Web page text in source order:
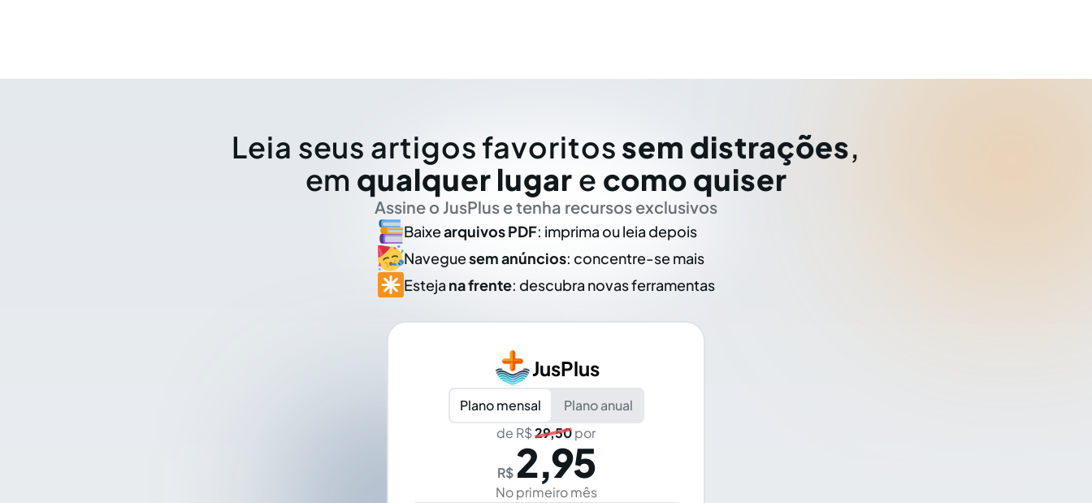
Leia seus artigos favoritos sem distrações,
em qualquer lugar e como quiser
Assine o JusPlus e tenha recursos exclusivos
Baixearquivos PDF: imprima ou leia depois
Naveguesem anúncios: concentre-se mais
Esteja na frente: descubra novas ferramentas
JusPlus
Plano mensal
Plano anual
de R$29,50por
R$ 2,95
No primeiro mês